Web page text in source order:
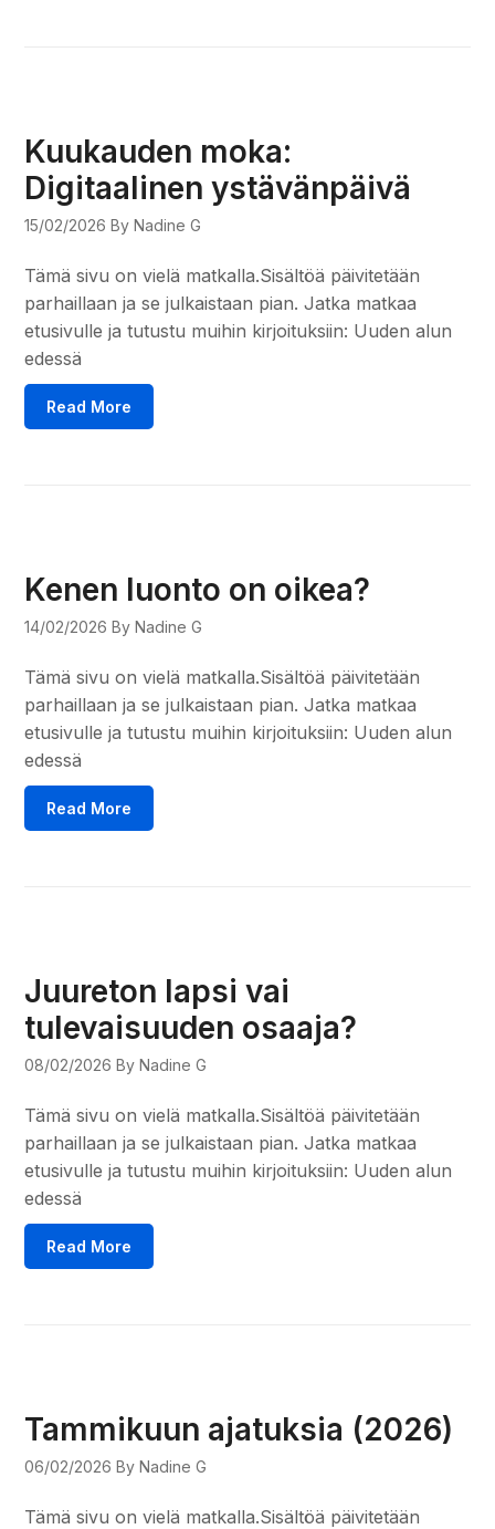
Kuukauden moka:
Digitaalinen ystävänpäivä
15/02/2026 By Nadine G
Tämä sivu on vielä matkalla.Sisältöä päivitetään
parhaillaan ja se julkaistaan pian. Jatka matkaa
etusivulle ja tutustu muihin kirjoituksiin: Uuden alun
edessä
Read More
Kenen luonto on oikea?
14/02/2026 By Nadine G
Tämä sivu on vielä matkalla.Sisältöä päivitetään
parhaillaan ja se julkaistaan pian. Jatka matkaa
etusivulle ja tutustu muihin kirjoituksiin: Uuden alun
edessä
Read More
Juureton lapsi vai
tulevaisuuden osaaja?
08/02/2026 By Nadine G
Tämä sivu on vielä matkalla.Sisältöä päivitetään
parhaillaan ja se julkaistaan pian. Jatka matkaa
etusivulle ja tutustu muihin kirjoituksiin: Uuden alun
edessä
Read More
Tammikuun ajatuksia (2026)
06/02/2026 By Nadine G
Tämä sivu on vielä matkalla.Sisältöä päivitetään